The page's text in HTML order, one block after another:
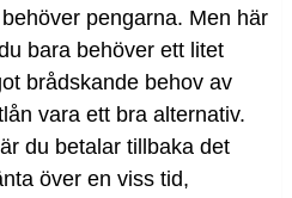
pengarna. Men här
bara behöver ett litet
brådskande behov av
vara ett bra alternativ.
du betalar tillbaka det
över en viss tid,